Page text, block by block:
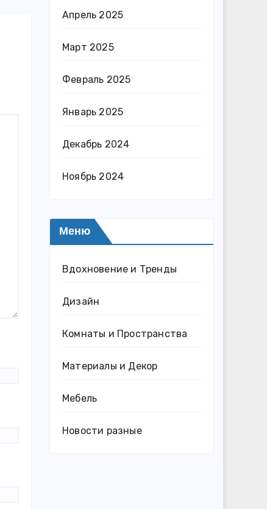
Апрель 2025
Март 2025
Февраль 2025
Январь 2025
Декабрь 2024
Ноябрь 2024
Меню
Вдохновение и Тренды
Дизайн
Комнаты и Пространства
Материалы и Декор
Мебель
Новости разные